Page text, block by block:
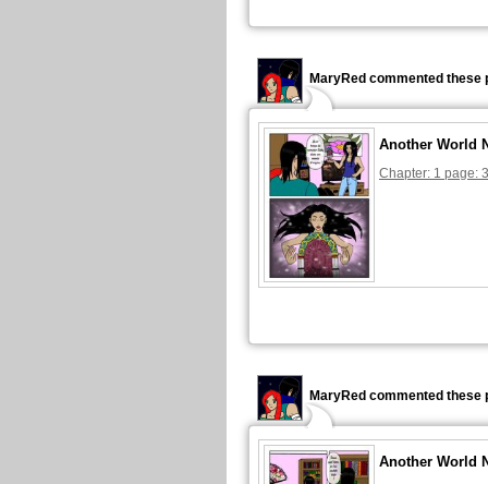
MaryRed commented these
Another World
Chapter: 1 page:
MaryRed commented these
Another World